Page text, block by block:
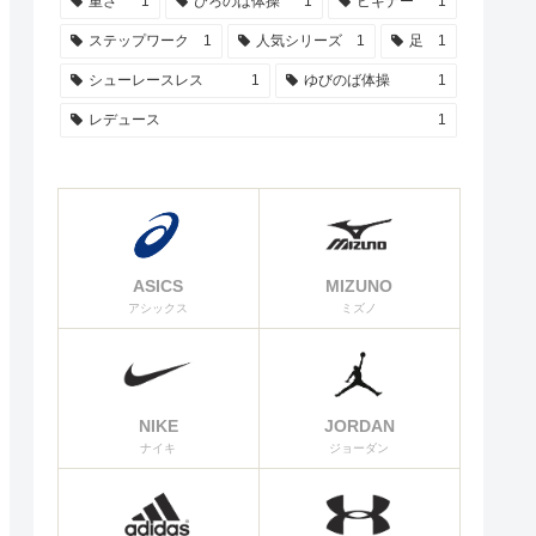
ステップワーク 1 人気シリーズ 1 足 1
シューレースレス 1 ゆびのば体操 1
レデュース 1
ASICS
アシックス
MIZUNO
ミズノ
NIKE
ナイキ
JORDAN
ジョーダン